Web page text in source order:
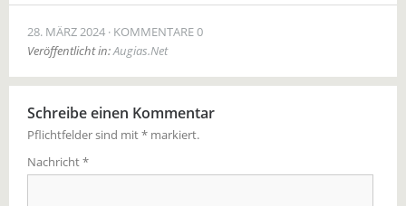
28. MÄRZ 2024 KOMMENTARE 0
Veröffentlicht in:Augias.Net
Schreibe einen Kommentar
Pflichtfelder sind mit* markiert.
Nachricht*